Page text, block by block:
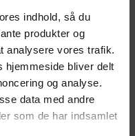
indhold, så du
produkter og
analysere vores trafik.
hjemmeside bliver delt
og analyse.
data med andre
som de har indsamlet
design gør den
mountainbike.
pasform og
for maksimal